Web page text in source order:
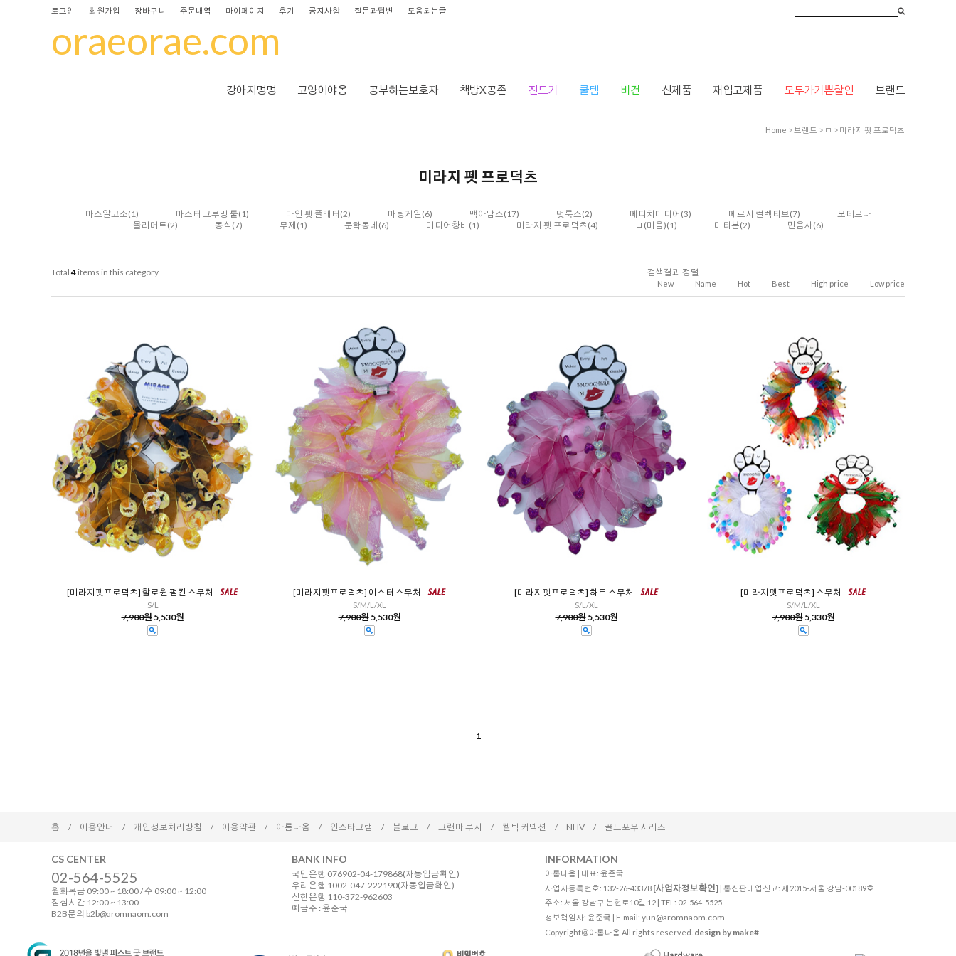
로그인 회원가입 장바구니 주문내역 마이페이지 후기 공지사항 질문과답변 도움되는글
oraeorae.com
강아지멍멍 고양이야옹 공부하는보호자 책방X공존 진드기 쿨템 비건 신제품 재입고제품 모두가기쁜할인 브랜드
Home > 브랜드 > ㅁ > 미라지 펫 프로덕츠
미라지 펫 프로덕츠
마스알코소(1) 마스터 그루밍 툴(1) 마인 펫 플래터 (2) 마팅게일 (6) 맥아담스(17) 멋룩스(2) 메디치미디어 (3) 메르시 컬렉티브(7)
모데르나
몰리머트(2) 몽식 (7) 무제 (1) 문학동네 (6) 미디어창비 (1) 미라지 펫 프로덕츠(4) ㅁ(미음)(1) 미티본(2) 민음사(6)
Total4 items in this category 검색결과 정렬
New Name Hot Best High price Low price
[미라지펫프로덕츠] 할로윈 펌킨 스무처
S/L
7,900원 5,530원
[미라지펫프로덕츠] 이스터 스무처
S/M/L/XL
7,900원 5,530원
[미라지펫프로덕츠] 하트 스무처
S/L/XL
7,900원 5,530원
[미라지펫프로덕츠] 스무처
S/M/L/XL
7,900원 5,330원
1
홈 / 이용안내 / 개인정보처리방침 / 이용약관 / 아롬나옴 / 인스타그램 / 블로그 / 그랜마 루시 / 켈틱 커넥션 / NHV / 골드포우 시리즈
CS CENTER
02-564-5525
월화목금 09:00 ~ 18:00 / 수 09:00 ~ 12:00
점심시간 12:00 ~ 13:00
B2B문의 b2b@aromnaom.com
BANK INFO
국민은행 076902-04-179868(자동입금확인)
우리은행 1002-047-222190(자동입금확인)
신한은행 110-372-962603
예금주 : 윤준국
INFORMATION
아롬나옴 | 대표: 윤준국
사업자등록번호: 132-26-43378 [사업자정보확인] | 통신판매업신고: 제2015-서울 강남-00189호
주소: 서울 강남구 논현로10길 12 | TEL: 02-564-5525
정보책임자: 윤준국 | E-mail: yun@aromnaom.com
Copyright＠아롬나옴 All rights reserved. design by make#